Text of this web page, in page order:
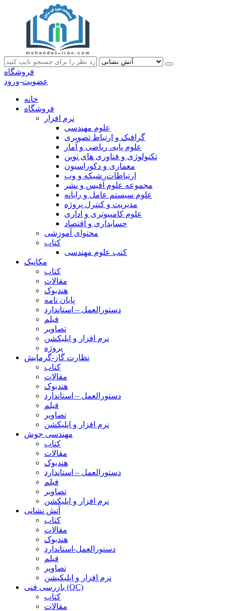
فروشگاه
عضویت-ورود
خانه
فروشگاه
نرم افزار
علوم مهندسی
گرافیک و ارتباط تصویری
علوم پایه، ریاضی و آمار
تکنولوژی و فناوری های نوین
معماری و دکوراسیون
ارتباطات، شبکه و وب
مجموعه علوم آفیس و نشر
علوم سیستم عامل و رایانه
مدیریت و کنترل پروژه
علوم کامپیوتری و اداری
حسابداری و اقتصاد
محتوای آموزشی
کتاب
کتب علوم مهندسی
مکانیک
کتاب
مقالات
هندبوک
پایان نامه
دستورالعمل – استاندارد
فیلم
تصاویر
نرم افزار و اپلیکشن
پروژه
نظارت گاز-گرمایش
کتاب
مقالات
هندبوک
دستورالعمل – استاندارد
فیلم
تصاویر
نرم افزار و اپلیکشن
مهندسی جوش
کتاب
مقالات
هندبوک
دستورالعمل – استاندارد
فیلم
تصاویر
نرم افزار و اپلیکشن
آتش نشانی
کتاب
مقالات
هندبوک
دستورالعمل-استاندارد
فیلم
تصاویر
نرم افزار و اپلیکیشن
بازرسی فنی (QC)
کتاب
مقالات